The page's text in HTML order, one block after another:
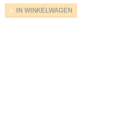
IN WINKELWAGEN